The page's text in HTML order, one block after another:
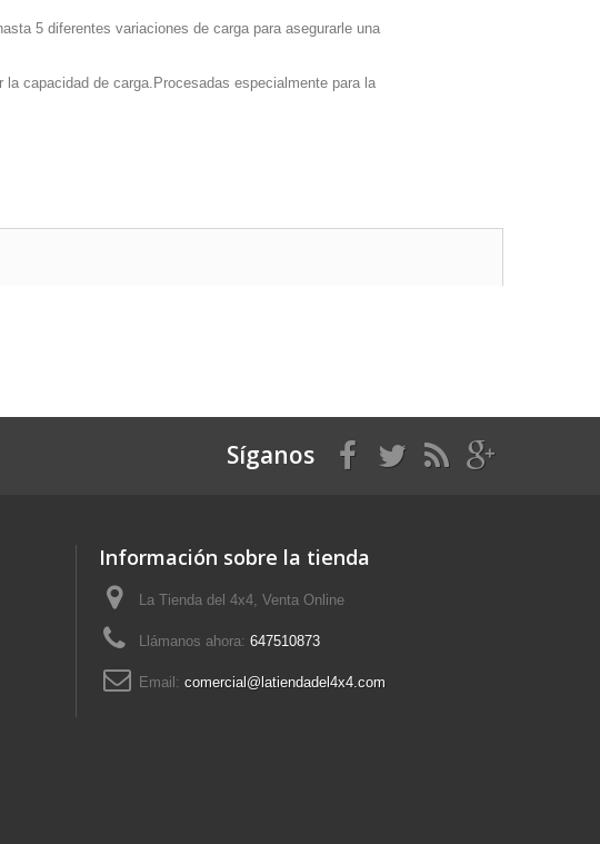
5 diferentes variaciones de carga para asegurarle una
capacidad de carga.Procesadas especialmente para la
Síganos
Información sobre la tienda
La Tienda del 4x4, Venta Online
Llámanos ahora: 647510873
Email: comercial@latiendadel4x4.com